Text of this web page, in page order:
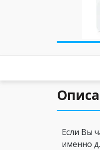
Если Вы
именно